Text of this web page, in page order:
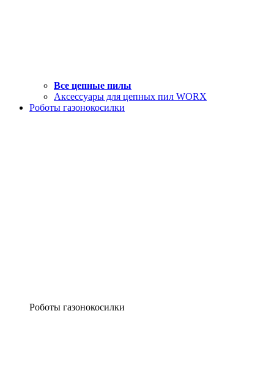
Все цепные пилы
Аксессуары для цепных пил WORX
Роботы газонокосилки
Роботы газонокосилки